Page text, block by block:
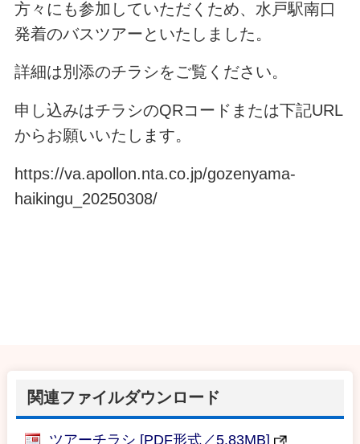
方々にも参加していただくため、水戸駅南口
発着のバスツアーといたしました。
詳細は別添のチラシをご覧ください。
申し込みはチラシのQRコードまたは下記URL
からお願いいたします。
https://va.apollon.nta.co.jp/gozenyama-
haikingu_20250308/
関連ファイルダウンロード
ツアーチラシ [PDF形式／5.83MB]